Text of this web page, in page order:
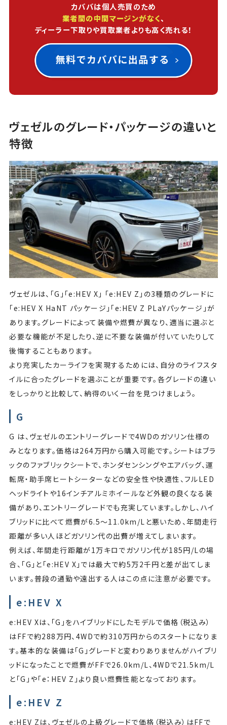
カババは個人売買のため
業者間の中間マージンがなく、
ディーラー下取りや買取業者よりも高く売れる！
ヴェゼルのグレード・パッケージの違いと
特徴
ヴェゼルは、「G」「e:HEV X」 「e:HEV Z」の3種類のグレードに
「e:HEV X HaNT パッケージ」「e:HEV Z PLaYパッケージ」が
あります。グレードによって装備や燃費が異なり、適当に選ぶと
必要な機能が不足したり、逆に不要な装備が付いていたりして
後悔することもあります。
より充実したカーライフを実現するためには、自分のライフスタ
イルに合ったグレードを選ぶことが重要です。各グレードの違い
をしっかりと比較して、納得のいく一台を見つけましょう。
G
G は、ヴェゼルのエントリーグレードで4WDのガソリン仕様の
みとなります。価格は264万円から購入可能です。シートはブラ
ックのファブリックシートで、ホンダセンシングやエアバッグ、運
転席・助手席ヒートシーターなどの安全性や快適性、フルLED
ヘッドライトや16インチアルミホイールなど外観の良くなる装
備があり、エントリーグレードでも充実しています。しかし、ハイ
ブリッドに比べて燃費が6.5〜11.0km/Lと悪いため、年間走行
距離が多い人ほどガソリン代の出費が増えてしまいます。
例えば、年間走行距離が1万キロでガソリン代が185円/Lの場
合、「G」と「e:HEV X」では最大で約5万2千円と差が出てしま
います。普段の通勤や遠出する人はこの点に注意が必要です。
e:HEV X
e:HEV Xは、「G」をハイブリッドにしたモデルで価格（税込み）
はFFで約288万円、4WDで約310万円からのスタートになりま
す。基本的な装備は「G」グレードと変わりありませんがハイブリ
ッドになったことで燃費がFFで26.0km/L、4WDで21.5km/L
と「G」や「e：HEV Z」より良い燃費性能となっております。
e:HEV Z
e:HEV Zは、ヴェゼルの上級グレードで価格（税込み）はFFで